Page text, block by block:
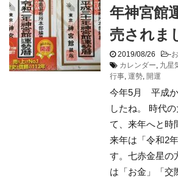
年神宮館
売されま
2019/08/26 -
カレンダー, 九星
行事, 運勢, 開運
今年5月 平成か
したね。 時代
て、来年へと時
来年は「令和2
す。七赤金星
は「お金」「交